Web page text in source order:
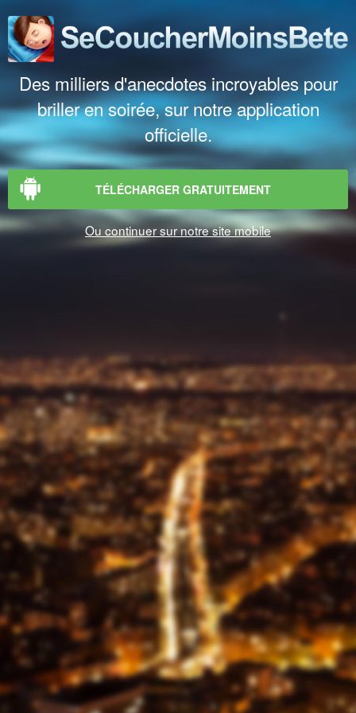
Des milliers d'anecdotes incroyables pour
briller en soirée, sur notre application
officielle.
TÉLÉCHARGER GRATUITEMENT
Ou continuer sur notre site mobile